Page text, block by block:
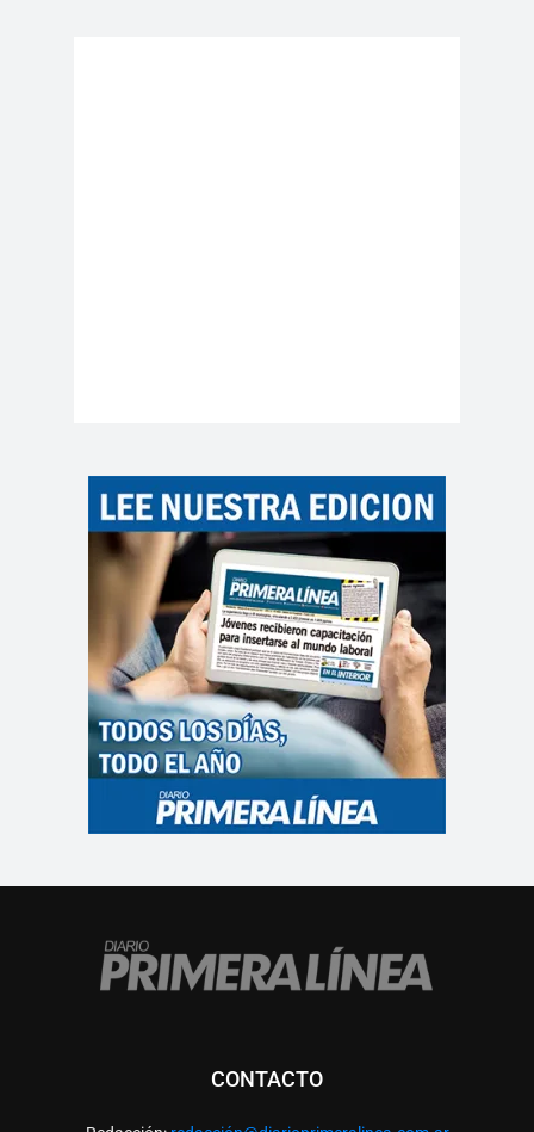
CONTACTO